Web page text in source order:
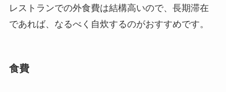
レストランでの外食費は結構高いので、長期滞在
であれば、なるべく自炊するのがおすすめです。
食費